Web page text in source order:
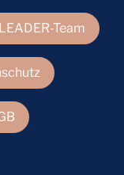
Team